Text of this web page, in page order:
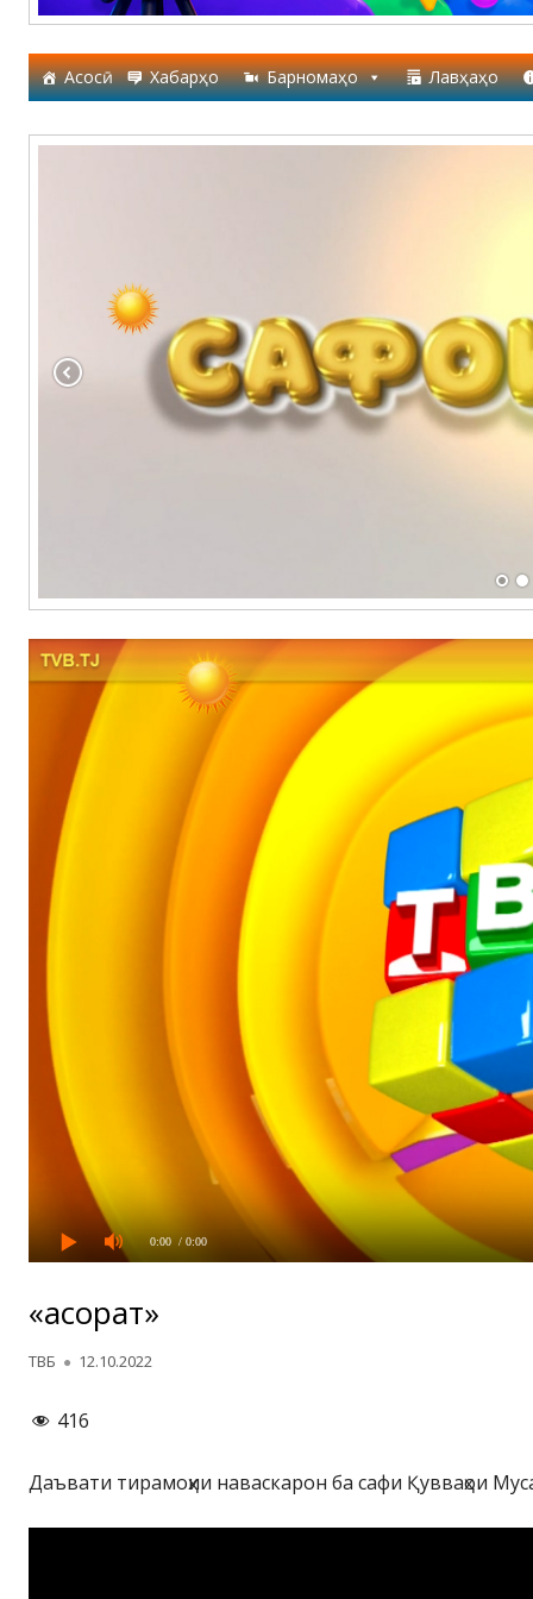
Асосӣ Хабарҳо Барномаҳо Лавҳаҳо
0:00 / 0:00
«Ҷасорат»
Автор
ТВБ Опубликовано
12.10.2022
416
Даъвати тирамоҳии наваскарон ба сафи Қувваҳои